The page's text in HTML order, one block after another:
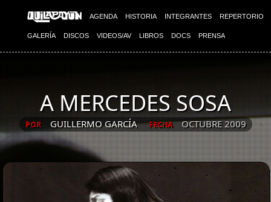
AGENDA HISTORIA INTEGRANTES REPERTORIO
GALERÍA DISCOS VIDEOS/AV LIBROS DOCS PRENSA
A MERCEDES SOSA
POR GUILLERMO GARCÍA FECHA OCTUBRE 2009